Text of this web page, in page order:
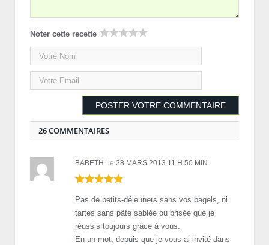
Noter cette recette
26 COMMENTAIRES
BABETH le 28 MARS 2013 11 H 50 MIN
Pas de petits-déjeuners sans vos bagels, ni
tartes sans pâte sablée ou brisée que je
réussis toujours grâce à vous.
En un mot, depuis que je vous ai invité dans